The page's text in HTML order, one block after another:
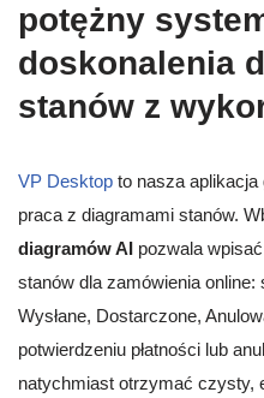
potężny
doskonalenia
stanów z
VP Desktop to nasza aplikacja
praca z diagramami stanów.
diagramów AI pozwala
stanów dla zamówienia online:
Wysłane, Dostarczone,
potwierdzeniu płatności lub
natychmiast otrzymać czysty,